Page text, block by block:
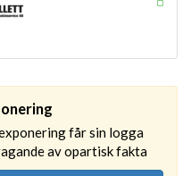
får sin logga
av opartisk fakta